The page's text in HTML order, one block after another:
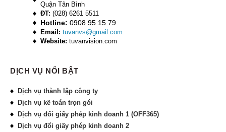
Quận Tân Bình
ĐT: (028) 6261 5511
Hotline: 0908 95 15 79
Email: tuvanvs@gmail.com
Website: tuvanvision.com
DỊCH VỤ NỔI BẬT
Dịch vụ thành lập công ty
Dịch vụ kế toán trọn gói
Dịch vụ đổi giấy phép kinh doanh 1 (OFF365)
Dịch vụ đổi giấy phép kinh doanh 2